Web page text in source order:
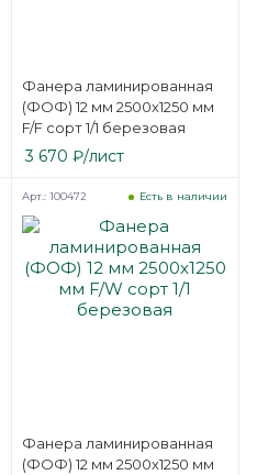
Фанера ламинированная
(ФОФ) 12 мм 2500х1250 мм
F/F сорт 1/1 березовая
3 670 ₽/лист
Фанера ламинированная
(ФОФ) 12 мм 2500х1250 мм
Есть в наличии
Арт.: 100472